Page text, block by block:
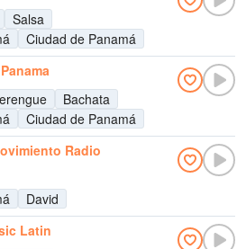
Salsa
Ciudad de Panamá
Bachata
Ciudad de Panamá
Radio
David
Latin